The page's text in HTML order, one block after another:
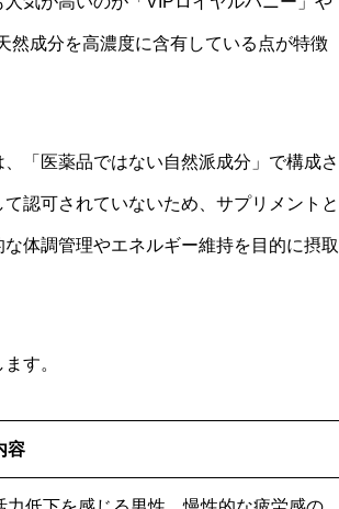
然成分を高濃度に含有している点が特徴
「医薬品ではない自然派成分」で構成さ
認可されていないため、サプリメントと
体調管理やエネルギー維持を目的に摂取
す。
容